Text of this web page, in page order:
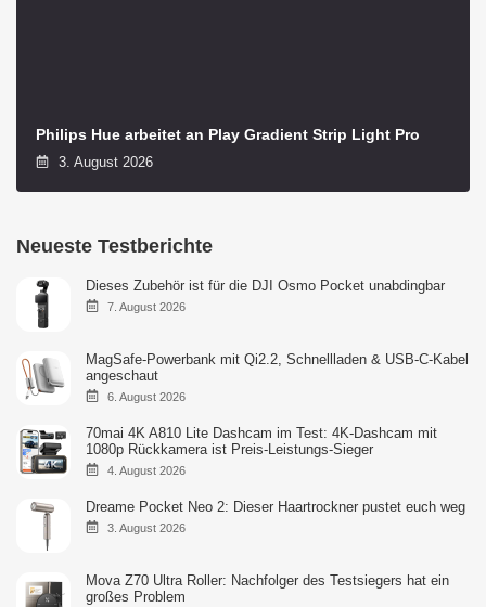
Philips Hue arbeitet an Play Gradient Strip Light Pro
3. August 2026
Neueste Testberichte
Dieses Zubehör ist für die DJI Osmo Pocket unabdingbar
7. August 2026
MagSafe-Powerbank mit Qi2.2, Schnellladen & USB-C-Kabel
angeschaut
6. August 2026
70mai 4K A810 Lite Dashcam im Test: 4K-Dashcam mit
1080p Rückkamera ist Preis-Leistungs-Sieger
4. August 2026
Dreame Pocket Neo 2: Dieser Haartrockner pustet euch weg
3. August 2026
Mova Z70 Ultra Roller: Nachfolger des Testsiegers hat ein
großes Problem